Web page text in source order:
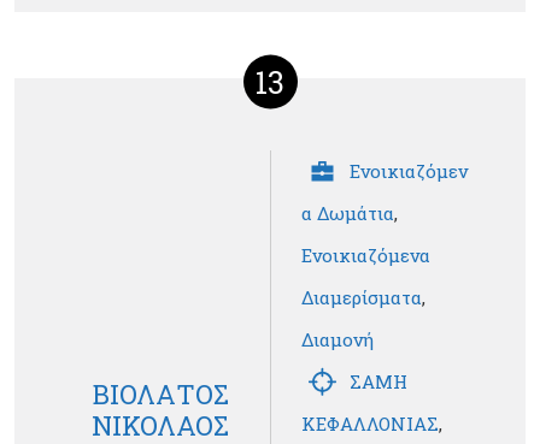
13
ΒΙΟΛΑΤΟΣ
ΝΙΚΟΛΑΟΣ
Ενοικιαζόμεν
α Δωμάτια,
Ενοικιαζόμενα
Διαμερίσματα,
Διαμονή
ΣΑΜΗ
ΚΕΦΑΛΛΟΝΙΑΣ,